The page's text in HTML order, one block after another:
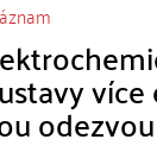
odezvou